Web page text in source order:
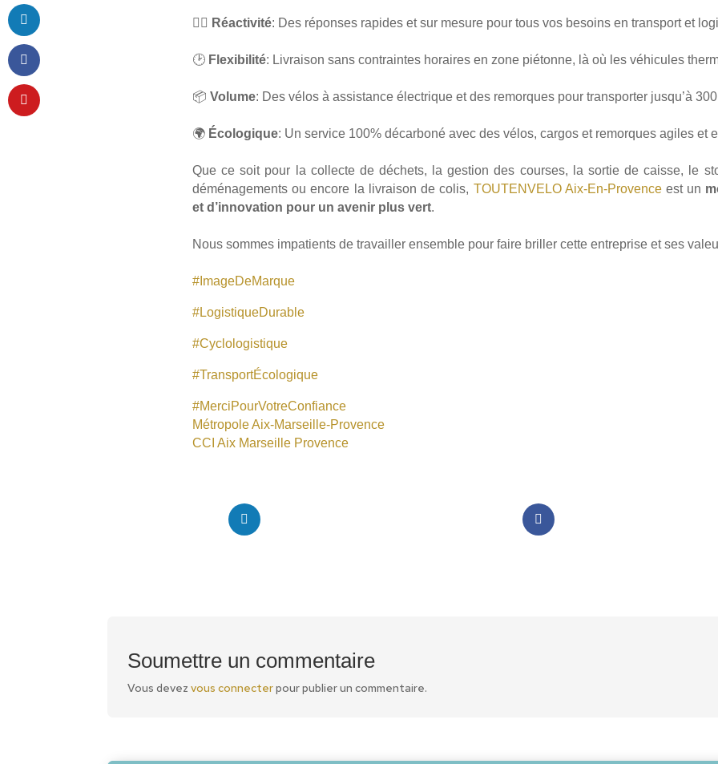
🚴‍♂️ Réactivité: Des réponses rapides et sur mesure pour tous vos besoins en transport et
🕑 Flexibilité: Livraison sans contraintes horaires en zone piétonne, là où les véhicules
📦 Volume: Des vélos à assistance électrique et des remorques pour transporter jusqu’à
🌍 Écologique: Un service 100% décarboné avec des vélos, cargos et remorques agiles et
Que ce soit pour la collecte de déchets, la gestion des courses, la sortie de caisse, le
déménagements ou encore la livraison de colis, TOUTENVELO Aix-En-Provence est un
et d’innovation pour un avenir plus vert.
Nous sommes impatients de travailler ensemble pour faire briller cette entreprise et ses
# ImageDeMarque
#LogistiqueDurable
#Cyclologistique
#TransportÉcologique
#MerciPourVotreConfiance
Métropole Aix-Marseille-Provence
CCI Aix Marseille Provence
Soumettre un commentaire
Vous devezvous connecterpour publier un commentaire.